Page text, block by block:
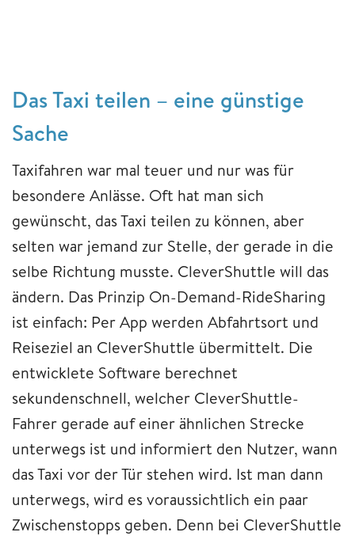
Das Taxi teilen – eine günstige
Sache
Taxifahren war mal teuer und nur was für
besondere Anlässe. Oft hat man sich
gewünscht, das Taxi teilen zu können, aber
selten war jemand zur Stelle, der gerade in die
selbe Richtung musste. CleverShuttle will das
ändern. Das Prinzip On-Demand-RideSharing
ist einfach: Per App werden Abfahrtsort und
Reiseziel an CleverShuttle übermittelt. Die
entwicklete Software berechnet
sekundenschnell, welcher CleverShuttle-
Fahrer gerade auf einer ähnlichen Strecke
unterwegs ist und informiert den Nutzer, wann
das Taxi vor der Tür stehen wird. Ist man dann
unterwegs, wird es voraussichtlich ein paar
Zwischenstopps geben. Denn bei CleverShuttle